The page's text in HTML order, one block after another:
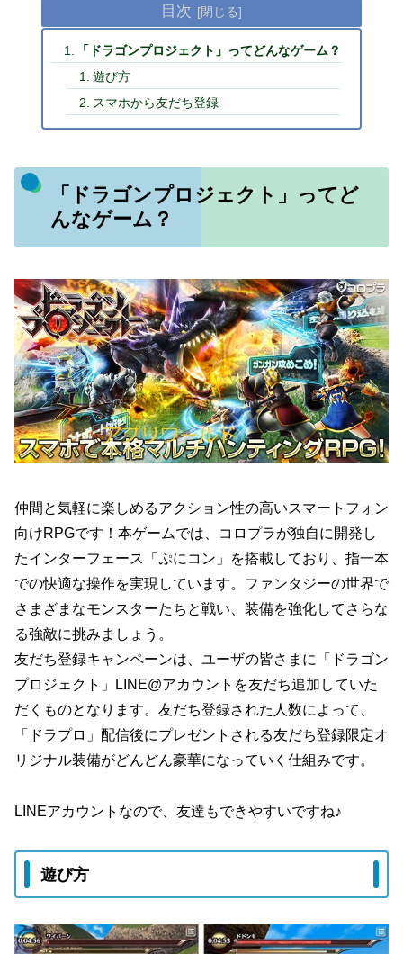
目次
「ドラゴンプロジェクト」ってどんなゲーム？
遊び方
スマホから友だち登録
「ドラゴンプロジェクト」ってど
んなゲーム？
仲間と気軽に楽しめるアクション性の高いスマートフォン
向けRPGです！本ゲームでは、コロプラが独自に開発し
たインターフェース「ぷにコン」を搭載しており、指一本
での快適な操作を実現しています。ファンタジーの世界で
さまざまなモンスターたちと戦い、装備を強化してさらな
る強敵に挑みましょう。
友だち登録キャンペーンは、ユーザの皆さまに「ドラゴン
プロジェクト」LINE@アカウントを友だち追加していた
だくものとなります。友だち登録された人数によって、
「ドラプロ」配信後にプレゼントされる友だち登録限定オ
リジナル装備がどんどん豪華になっていく仕組みです。
LINEアカウントなので、友達もできやすいですね♪
遊び方